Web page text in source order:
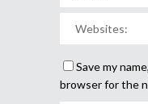
Save my
browser for the